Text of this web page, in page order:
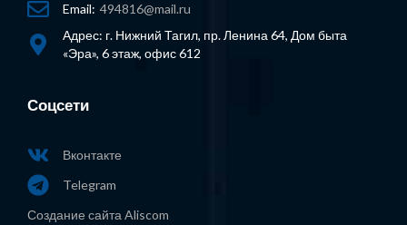
Email: 494816@mail.ru
Адрес: г. Нижний Тагил, пр. Ленина 64, Дом быта
«Эра», 6 этаж, офис 612
Соцсети
Вконтакте
Telegram
Создание сайта Aliscom